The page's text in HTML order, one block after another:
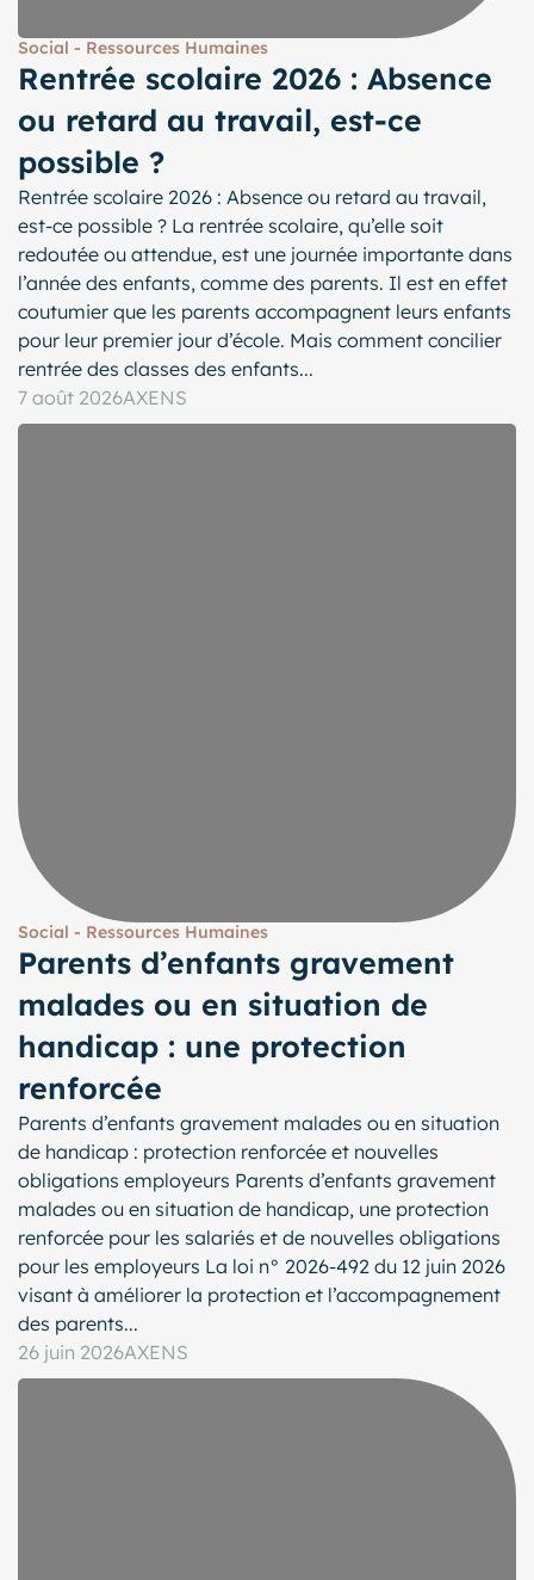
Social - Ressources Humaines
Rentrée scolaire 2026 : Absence
ou retard au travail, est-ce
possible ?
Rentrée scolaire 2026 : Absence ou retard au travail,
est-ce possible ? La rentrée scolaire, qu’elle soit
redoutée ou attendue, est une journée importante dans
l’année des enfants, comme des parents. Il est en effet
coutumier que les parents accompagnent leurs enfants
pour leur premier jour d’école. Mais comment concilier
rentrée des classes des enfants...
7 août 2026AXENS
Social - Ressources Humaines
Parents d’enfants gravement
malades ou en situation de
handicap : une protection
renforcée
Parents d’enfants gravement malades ou en situation
de handicap : protection renforcée et nouvelles
obligations employeurs Parents d’enfants gravement
malades ou en situation de handicap, une protection
renforcée pour les salariés et de nouvelles obligations
pour les employeurs La loi n° 2026-492 du 12 juin 2026
visant à améliorer la protection et l’accompagnement
des parents...
26 juin 2026AXENS